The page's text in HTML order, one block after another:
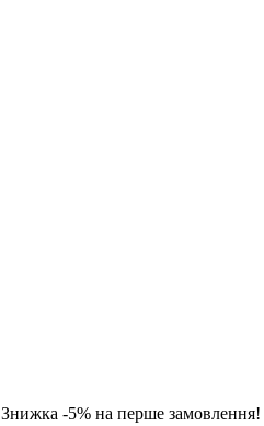
Знижка -5% на перше замовлення!